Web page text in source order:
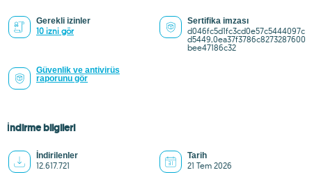
Gerekli izinler
10 izni gör
Sertifika imzası
d046fc5d1fc3cd0e57c5444097c
d5449,0ea37f3786c8273287600
bee47186c32
Güvenlik ve antivirüs
raporunu gör
İndirme bilgileri
İndirilenler
12.617.721
Tarih
21 Tem 2026